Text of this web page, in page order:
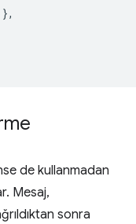
},
de kullanmadan
Mesaj,
sonra